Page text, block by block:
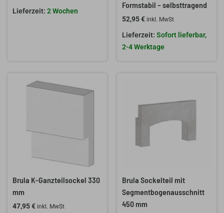
2 Wochen
Formstabil – selbsttragend
52,95€ inkl. MwSt
Sofort lieferbar,
2-4 Werktage
Brula K-Ganzteilsockel 330
mm
47,95€ inkl. MwSt
Brula Sockelteil mit
Segmentbogenausschnitt
450 mm